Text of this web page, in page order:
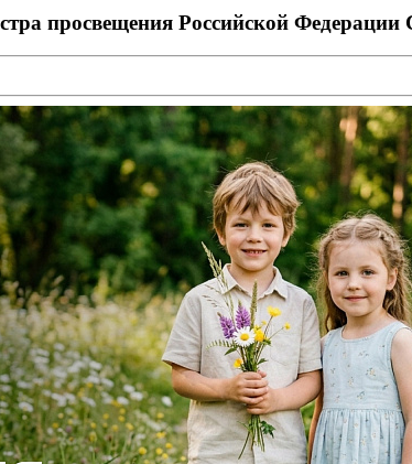
просвещения Российской